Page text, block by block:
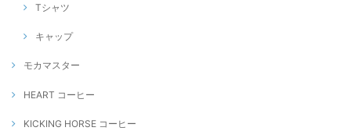
Tシャツ
キャップ
モカマスター
HEART コーヒー
KICKING HORSE コーヒー